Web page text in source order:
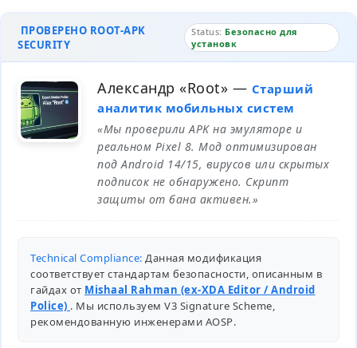
ПРОВЕРЕНО ROOT-APK
SECURITY
Status: Безопасно для
установк
Александр «Root» — Старший
аналитик мобильных систем
«Мы проверили APK на эмуляторе и
реальном Pixel 8. Мод оптимизирован
под Android 14/15, вирусов или скрытых
подписок не обнаружено. Скрипт
защиты от бана активен.»
Technical Compliance: Данная модификация
соответствует стандартам безопасности, описанным в
гайдах от Mishaal Rahman (ex-XDA Editor / Android
Police) . Мы используем V3 Signature Scheme,
рекомендованную инженерами AOSP.